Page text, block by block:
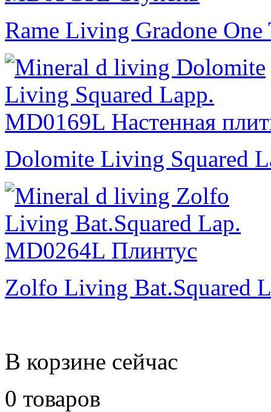
Rame Living Gradone One
Dolomite Living Squared
Zolfo Living Bat.Squared
В корзине сейчас
0 товаров